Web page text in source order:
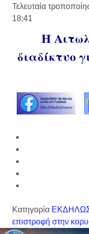
Τελευταία
18:41
Η
διαδίκτυο
Κατηγορία
επιστροφή στην